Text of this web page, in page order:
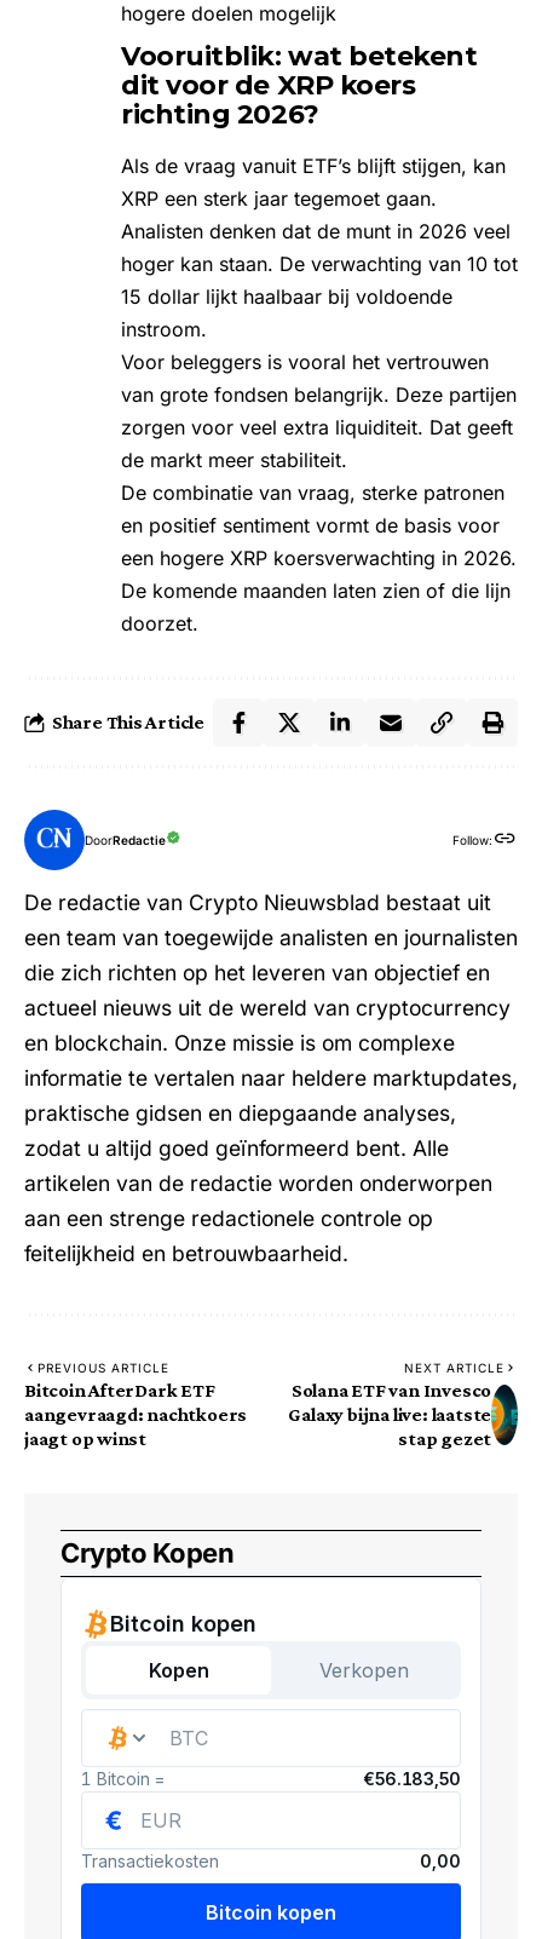
hogere doelen mogelijk
Vooruitblik: wat betekent
dit voor de XRP koers
richting 2026?
Als de vraag vanuit ETF’s blijft stijgen, kan
XRP een sterk jaar tegemoet gaan.
Analisten denken dat de munt in 2026 veel
hoger kan staan. De verwachting van 10 tot
15 dollar lijkt haalbaar bij voldoende
instroom.
Voor beleggers is vooral het vertrouwen
van grote fondsen belangrijk. Deze partijen
zorgen voor veel extra liquiditeit. Dat geeft
de markt meer stabiliteit.
De combinatie van vraag, sterke patronen
en positief sentiment vormt de basis voor
een hogere XRP koersverwachting in 2026.
De komende maanden laten zien of die lijn
doorzet.
Share This Article
DoorRedactie Follow:
De redactie van Crypto Nieuwsblad bestaat uit
een team van toegewijde analisten en journalisten
die zich richten op het leveren van objectief en
actueel nieuws uit de wereld van cryptocurrency
en blockchain. Onze missie is om complexe
informatie te vertalen naar heldere marktupdates,
praktische gidsen en diepgaande analyses,
zodat u altijd goed geïnformeerd bent. Alle
artikelen van de redactie worden onderworpen
aan een strenge redactionele controle op
feitelijkheid en betrouwbaarheid.
PREVIOUS ARTICLE
Bitcoin AfterDark ETF
aangevraagd: nachtkoers
jaagt op winst
NEXT ARTICLE
Solana ETF van Invesco
Galaxy bijna live: laatste
stap gezet
Crypto Kopen